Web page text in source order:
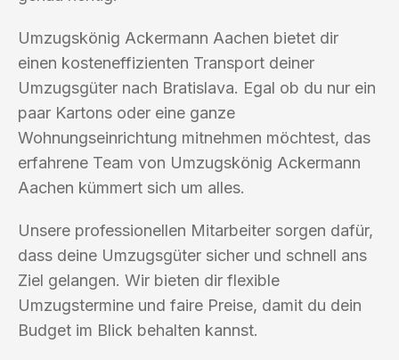
Umzugskönig Ackermann Aachen bietet dir
einen kosteneffizienten Transport deiner
Umzugsgüter nach Bratislava. Egal ob du nur ein
paar Kartons oder eine ganze
Wohnungseinrichtung mitnehmen möchtest, das
erfahrene Team von Umzugskönig Ackermann
Aachen kümmert sich um alles.
Unsere professionellen Mitarbeiter sorgen dafür,
dass deine Umzugsgüter sicher und schnell ans
Ziel gelangen. Wir bieten dir flexible
Umzugstermine und faire Preise, damit du dein
Budget im Blick behalten kannst.